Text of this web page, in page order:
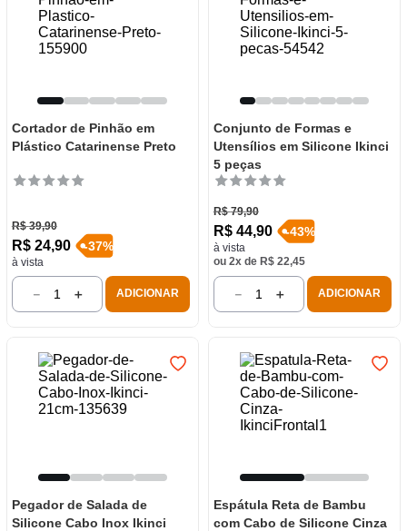
Cortador de Pinhão em
Plástico Catarinense Preto
R$ 39,90
R$ 24,90
à vista
-37%
＋
－ ADICIONAR
Conjunto de Formas e
Utensílios em Silicone Ikinci
5 peças
R$ 79,90
R$ 44,90
à vista
-43%
ou 2x de R$ 22,45
＋
－ ADICIONAR
Pegador de Salada de
Silicone Cabo Inox Ikinci
Espátula Reta de Bambu
com Cabo de Silicone Cinza
9º caneca
10º lâmpada